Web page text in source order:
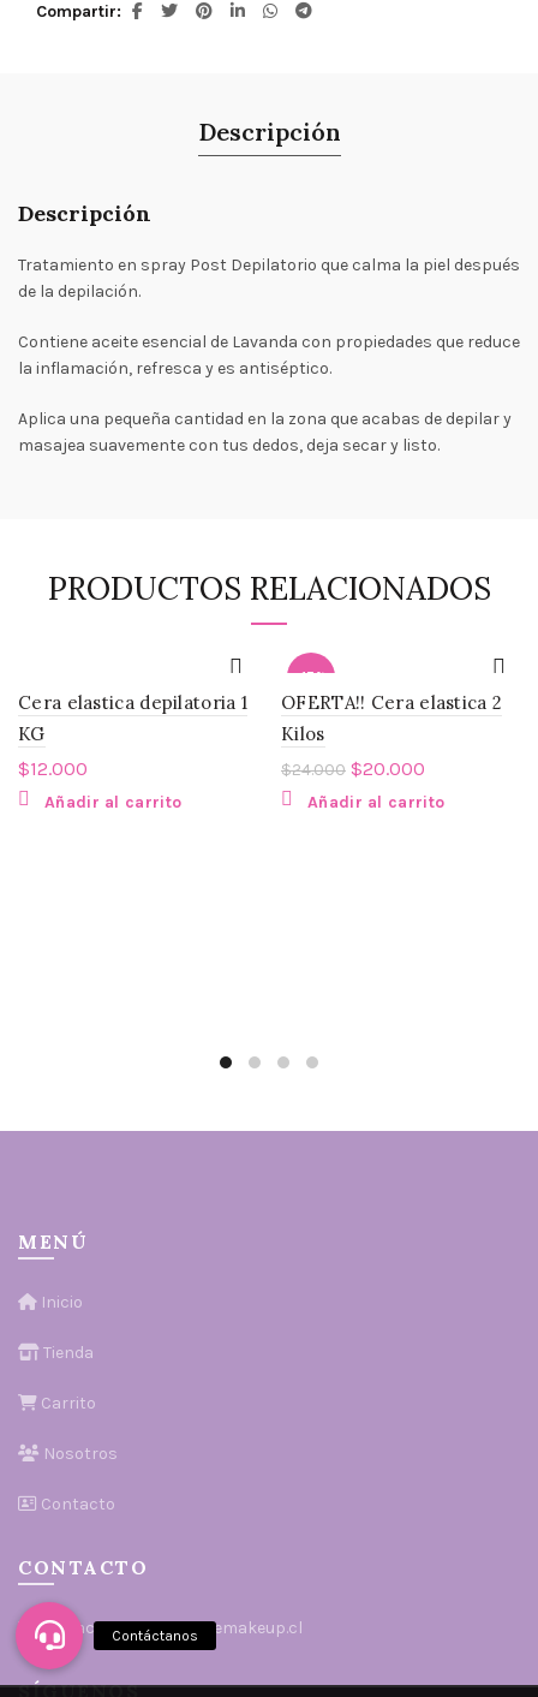
Compartir
Descripción
Descripción
Tratamiento en spray Post Depilatorio que calma la piel después
de la depilación.
Contiene aceite esencial de Lavanda con propiedades que reduce
la inflamación, refresca y es antiséptico.
Aplica una pequeña cantidad en la zona que acabas de depilar y
masajea suavemente con tus dedos, deja secar y listo.
PRODUCTOS RELACIONADOS
Cera elastica depilatoria 1
KG
$12.000
Añadir al carrito
-17%
OFERTA!! Cera elastica 2
Kilos
$24.000 $20.000
Añadir al carrito
MENÚ
Inicio
Tienda
Carrito
Nosotros
Contacto
CONTACTO
contacto@sophiestoremakeup.cl
SÍGUENOS